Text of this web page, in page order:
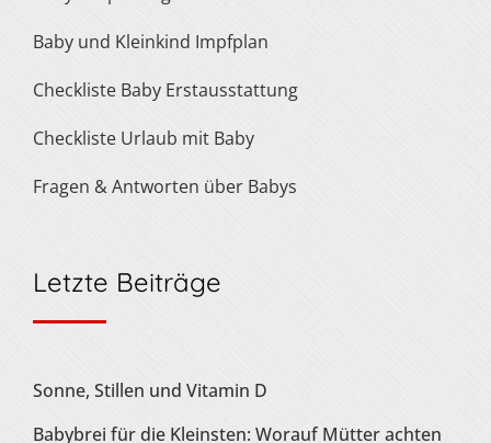
Baby und Kleinkind Impfplan
Checkliste Baby Erstausstattung
Checkliste Urlaub mit Baby
Fragen & Antworten über Babys
Letzte Beiträge
Sonne, Stillen und Vitamin D
Babybrei für die Kleinsten: Worauf Mütter achten